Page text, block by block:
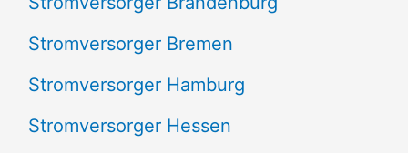
Stromversorger Bremen
Stromversorger Hamburg
Stromversorger Hessen